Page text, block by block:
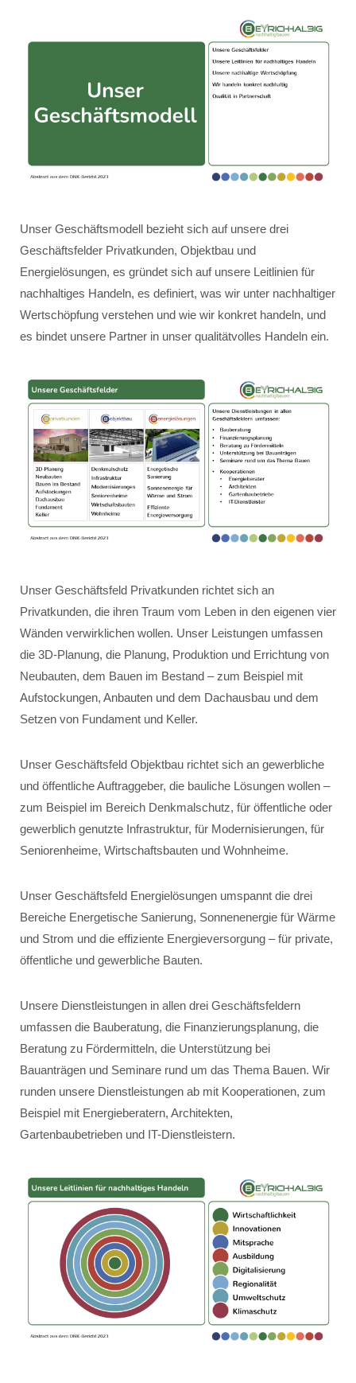
Unser Geschäftsmodell bezieht sich auf unsere drei
Geschäftsfelder Privatkunden, Objektbau und
Energielösungen, es gründet sich auf unsere Leitlinien für
nachhaltiges Handeln, es definiert, was wir unter nachhaltiger
Wertschöpfung verstehen und wie wir konkret handeln, und
es bindet unsere Partner in unser qualitätvolles Handeln ein.
Unser Geschäftsfeld Privatkunden richtet sich an
Privatkunden, die ihren Traum vom Leben in den eigenen vier
Wänden verwirklichen wollen. Unser Leistungen umfassen
die 3D-Planung, die Planung, Produktion und Errichtung von
Neubauten, dem Bauen im Bestand – zum Beispiel mit
Aufstockungen, Anbauten und dem Dachausbau und dem
Setzen von Fundament und Keller.
Unser Geschäftsfeld Objektbau richtet sich an gewerbliche
und öffentliche Auftraggeber, die bauliche Lösungen wollen –
zum Beispiel im Bereich Denkmalschutz, für öffentliche oder
gewerblich genutzte Infrastruktur, für Modernisierungen, für
Seniorenheime, Wirtschaftsbauten und Wohnheime.
Unser Geschäftsfeld Energielösungen umspannt die drei
Bereiche Energetische Sanierung, Sonnenenergie für Wärme
und Strom und die effiziente Energieversorgung – für private,
öffentliche und gewerbliche Bauten.
Unsere Dienstleistungen in allen drei Geschäftsfeldern
umfassen die Bauberatung, die Finanzierungsplanung, die
Beratung zu Fördermitteln, die Unterstützung bei
Bauanträgen und Seminare rund um das Thema Bauen. Wir
runden unsere Dienstleistungen ab mit Kooperationen, zum
Beispiel mit Energieberatern, Architekten,
Gartenbaubetrieben und IT-Dienstleistern.